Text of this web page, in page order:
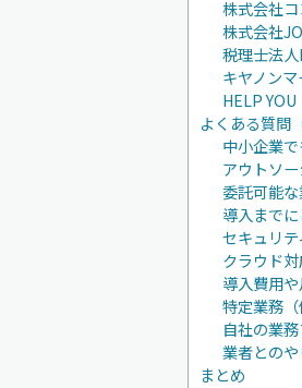
株式会社
株式会社
税理士法
キヤノン
HELP YOU
よくある質問
中小企業
アウトソ
委託可能
導入まで
セキュリ
クラウド
導入費用
特定業務
自社の業
業者との
まとめ